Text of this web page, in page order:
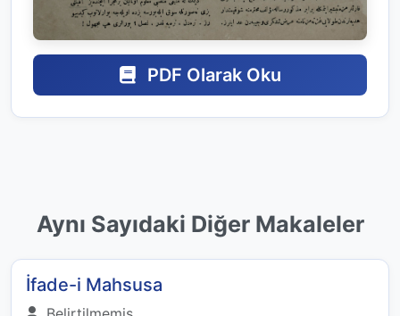
PDF Olarak Oku
Aynı Sayıdaki Diğer Makaleler
İfade-i Mahsusa